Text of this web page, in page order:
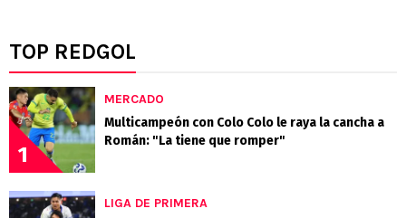
TOP REDGOL
1
MERCADO
Multicampeón con Colo Colo le raya la cancha a
Román: "La tiene que romper"
LIGA DE PRIMERA